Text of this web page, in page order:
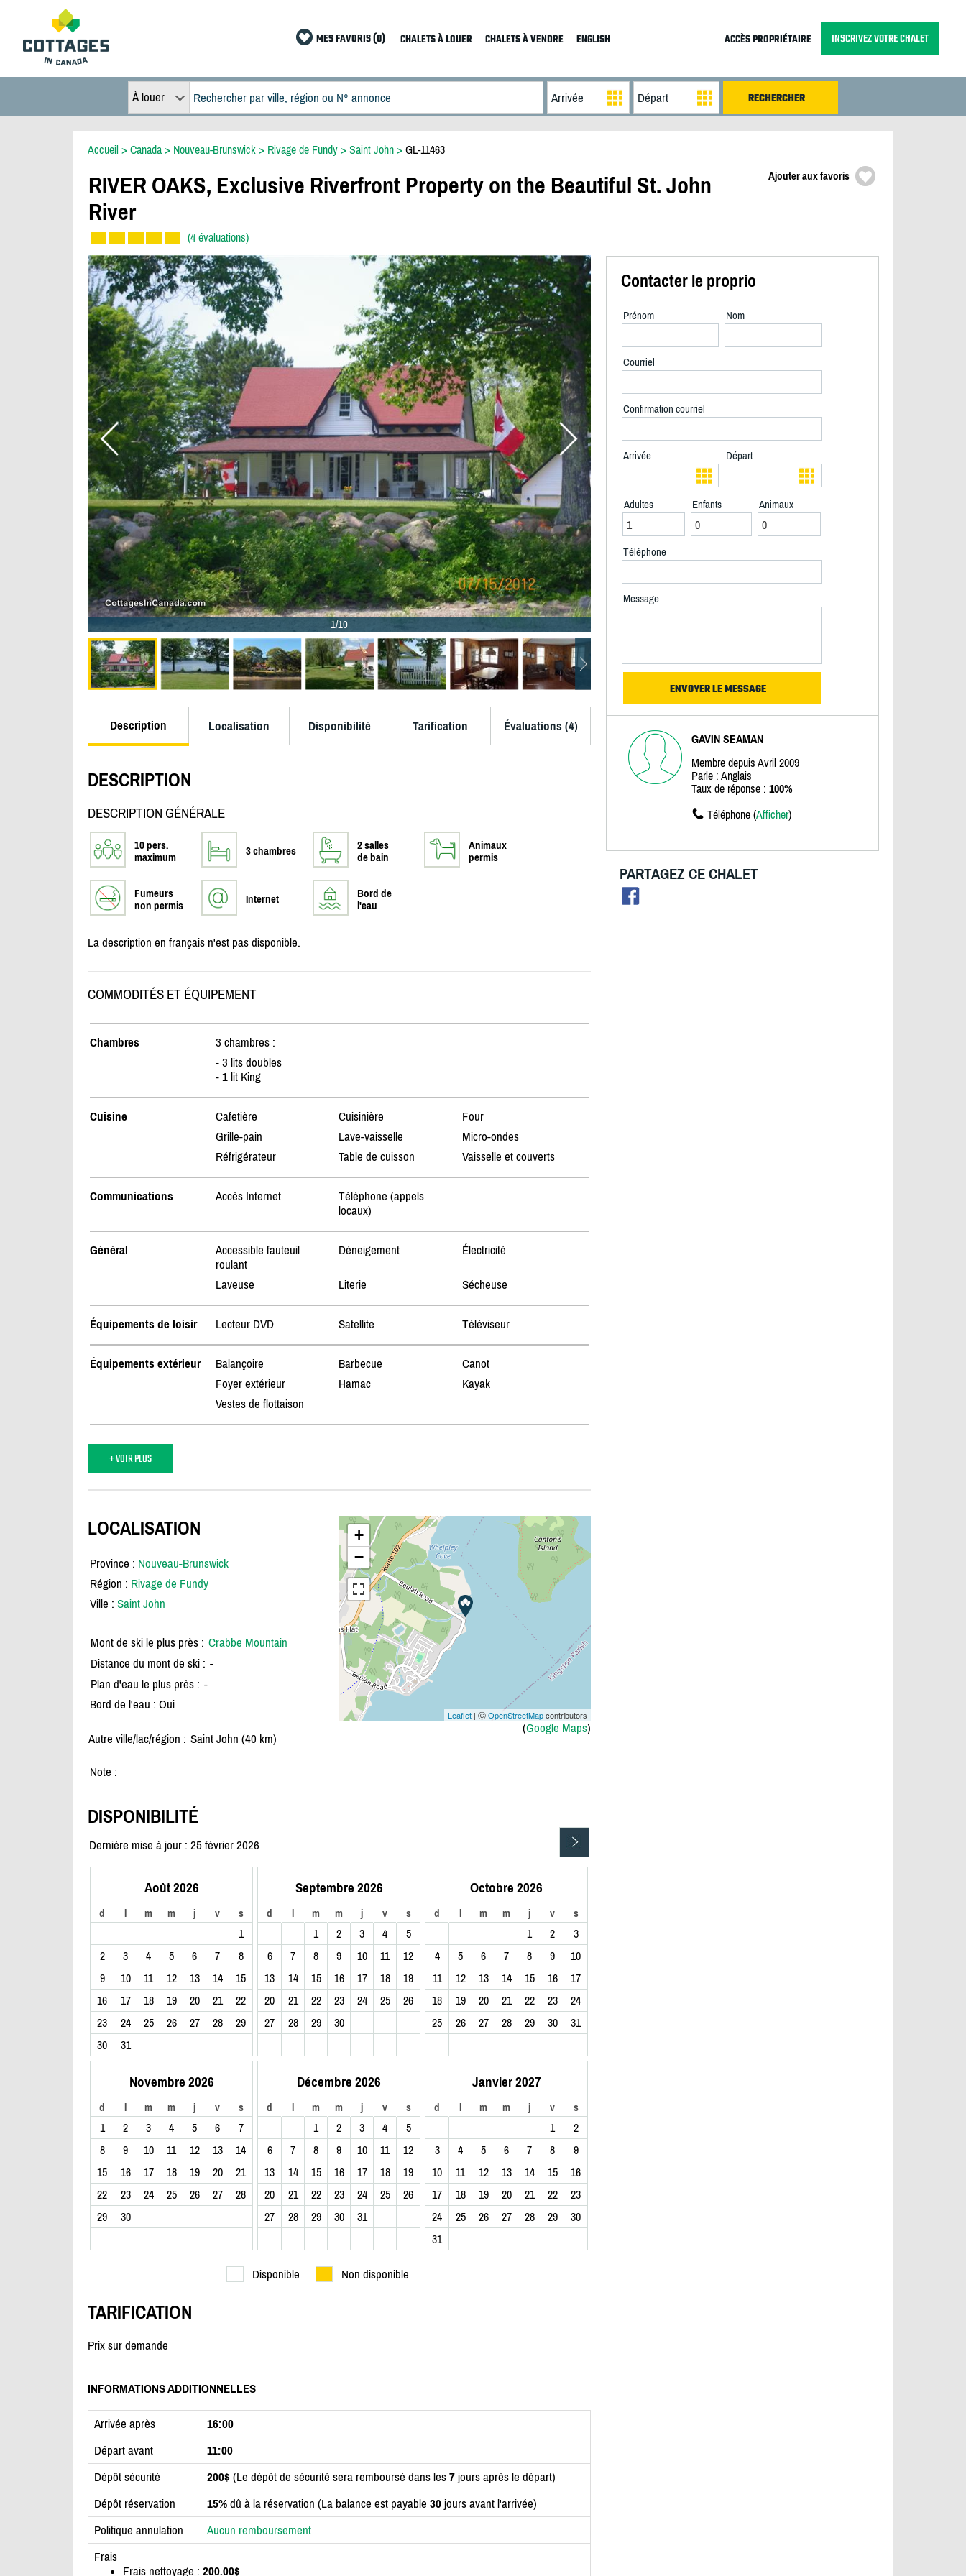
MES FAVORIS (0) CHALETS À LOUER CHALETS À VENDRE ENGLISH ACCÈS PROPRIÉTAIRE INSCRIVEZ VOTRE CHALET
À louer
Accueil > Canada > Nouveau-Brunswick > Rivage de Fundy > Saint John > GL-11463
RIVER OAKS, Exclusive Riverfront Property on the Beautiful St. John
River
(4 évaluations)
Ajouter aux favoris
1/10
Description Localisation Disponibilité Tarification Évaluations (4)
DESCRIPTION
DESCRIPTION GÉNÉRALE
10 pers.
maximum
3 chambres
2 salles
de bain
Animaux
permis
Fumeurs
non permis
Internet
Bord de
l'eau
La description en français n'est pas disponible.
COMMODITÉS ET ÉQUIPEMENT
Chambres
3 chambres :
- 3 lits doubles
- 1 lit King
Cuisine Cafetière Cuisinière
Four
Grille-pain
Lave-vaisselle
Micro-ondes
Réfrigérateur
Table de cuisson Vaisselle et couverts
Communications Accès Internet
Téléphone (appels
locaux)
Général
Accessible fauteuil
roulant
Déneigement Électricité
Laveuse Literie Sécheuse
Équipements de loisir Lecteur DVD Satellite Téléviseur
Équipements extérieur Balançoire Barbecue
Canot
Foyer extérieur
Hamac
Kayak
Vestes de flottaison
+ VOIR PLUS
+
−
Leaflet | ⒸOpenStreetMapcontributors
(Google Maps)
LOCALISATION
Province : Nouveau-Brunswick
Région : Rivage de Fundy
Ville : Saint John
Mont de ski le plus près : Crabbe Mountain
Distance du mont de ski : -
Plan d'eau le plus près : -
Bord de l'eau : Oui
Autre ville/lac/région : Saint John (40 km)
Note :
DISPONIBILITÉ
Dernière mise à jour : 25 février 2026
Août 2026
d l m m j v s
1
2
3 4 5 6 7
8
9
10 11 12 13 14
15
16
17 18 19 20 21
22
23
24 25 26 27 28
29
30
31
Septembre 2026
d l m m j v s
1 2 3 4
5
6
7 8 9 10 11
12
13
14 15 16 17 18
19
20
21 22 23 24 25
26
27
28 29 30
Octobre 2026
d l m m j v s
1 2
3
4
5 6 7 8 9
10
11
12 13 14 15 16
17
18
19 20 21 22 23
24
25
26 27 28 29 30 31
Novembre 2026
d l m m j v s
1 2 3 4 5 6
7
8
9 10 11 12 13
14
15
16 17 18 19 20
21
22
23 24 25 26 27
28
29
30
Décembre 2026
d l m m j v s
1 2 3 4
5
6
7 8 9 10 11
12
13
14 15 16 17 18
19
20
21 22 23 24 25
26
27
28 29 30 31
Janvier 2027
d l m m j v s
1
2
3
4 5 6 7 8
9
10
11 12 13 14 15
16
17
18 19 20 21 22
23
24
25 26 27 28 29
30
31
Disponible Non disponible
TARIFICATION
Prix sur demande
INFORMATIONS ADDITIONNELLES
Arrivée après
16:00
Départ avant
11:00
Dépôt sécurité
200$ (Le dépôt de sécurité sera remboursé dans les 7 jours après le départ)
Dépôt réservation
15% dû à la réservation (La balance est payable 30 jours avant l'arrivée)
Politique annulation
Aucun remboursement
Frais
Frais nettoyage : 200.00$
Contacter le proprio
Prénom Nom
Courriel
Confirmation courriel
Arrivée Départ
Adultes Enfants Animaux
Téléphone
Message
GAVIN SEAMAN
Membre depuis Avril 2009
Parle : Anglais
Taux de réponse : 100%
Téléphone (Afficher)
PARTAGEZ CE CHALET